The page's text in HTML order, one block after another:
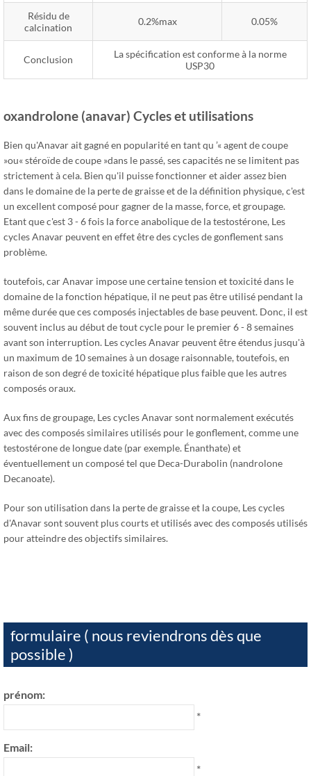
Résidu de
calcination
0.2%max 0.05%
Conclusion
La spécification est conforme à la norme
USP30
oxandrolone (anavar) Cycles et utilisations
Bien qu'Anavar ait gagné en popularité en tant qu ’« agent de coupe
»ou« stéroïde de coupe »dans le passé, ses capacités ne se limitent pas
strictement à cela. Bien qu'il puisse fonctionner et aider assez bien
dans le domaine de la perte de graisse et de la définition physique, c'est
un excellent composé pour gagner de la masse, force, et groupage.
Etant que c'est 3 - 6 fois la force anabolique de la testostérone, Les
cycles Anavar peuvent en effet être des cycles de gonflement sans
problème.
toutefois, car Anavar impose une certaine tension et toxicité dans le
domaine de la fonction hépatique, il ne peut pas être utilisé pendant la
même durée que ces composés injectables de base peuvent. Donc, il est
souvent inclus au début de tout cycle pour le premier 6 - 8 semaines
avant son interruption. Les cycles Anavar peuvent être étendus jusqu'à
un maximum de 10 semaines à un dosage raisonnable, toutefois, en
raison de son degré de toxicité hépatique plus faible que les autres
composés oraux.
Aux fins de groupage, Les cycles Anavar sont normalement exécutés
avec des composés similaires utilisés pour le gonflement, comme une
testostérone de longue date (par exemple. Énanthate) et
éventuellement un composé tel que Deca-Durabolin (nandrolone
Decanoate).
Pour son utilisation dans la perte de graisse et la coupe, Les cycles
d'Anavar sont souvent plus courts et utilisés avec des composés utilisés
pour atteindre des objectifs similaires.
formulaire ( nous reviendrons dès que
possible )
prénom:
*
Email:
*